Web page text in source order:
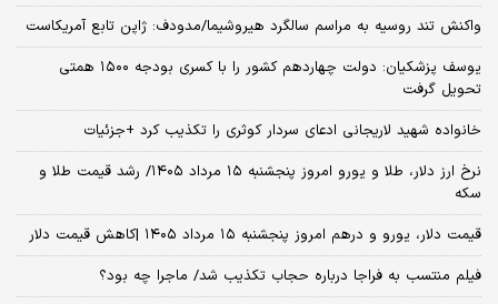
واکنش تند روسیه به مراسم سالگرد هیروشیما/مدودف: ژاپن تابع آمریکاست
یوسف پزشکیان: دولت چهاردهم کشور را با کسری بودجه ۱۵۰۰ همتی
تحویل گرفت
خانواده شهید لاریجانی ادعای سردار کوثری را تکذیب کرد +جزئیات
نرخ ارز دلار، طلا و یورو امروز پنجشنبه ۱۵ مرداد ۱۴۰۵/ رشد قیمت طلا و
سکه
قیمت دلار، یورو و درهم امروز پنجشنبه ۱۵ مرداد ۱۴۰۵ |کاهش قیمت دلار
فیلم منتسب به فراجا درباره حجاب تکذیب شد/ ماجرا چه بود؟